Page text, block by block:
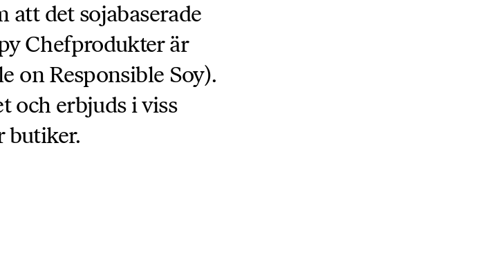
att det sojabaserade
Chefprodukter är
on Responsible Soy).
och erbjuds i viss
butiker.